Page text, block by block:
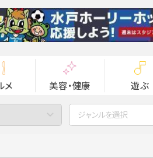
メ 美容・健康 遊ぶ
ジャンルを選択